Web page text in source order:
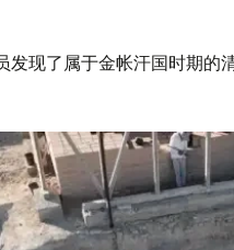
发现了属于金帐汗国时期的